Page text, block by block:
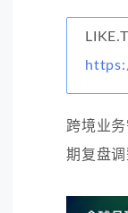
跨境业
期复盘调